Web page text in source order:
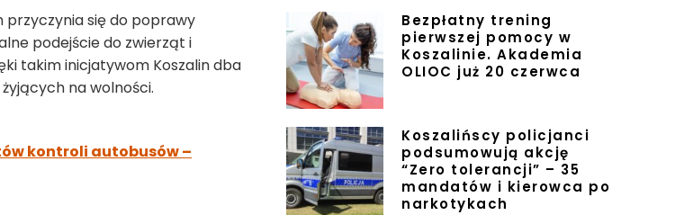
się do poprawy
podejście do zwierząt i
takim inicjatywom Koszalin dba
na wolności.
kontroli autobusów –
Bezpłatny trening
pierwszej pomocy w
Koszalinie. Akademia
OLIOC już 20 czerwca
Koszalińscy policjanci
podsumowują akcję
“Zero tolerancji” – 35
mandatów i kierowca po
narkotykach